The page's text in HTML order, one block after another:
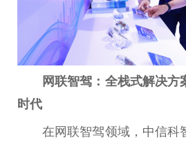
网联智驾：全栈式解决方
时代
在网联智驾领域，中信科